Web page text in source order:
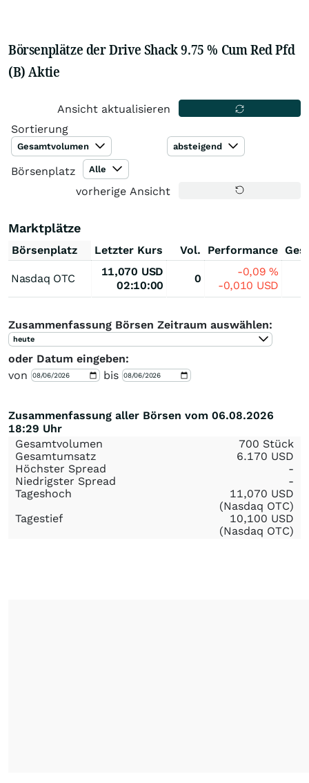
Börsenplätze der Drive Shack 9.75 % Cum Red Pfd
(B) Aktie
Ansicht aktualisieren
Sortierung
Gesamtvolumen absteigend
Börsenplatz Alle
vorherige Ansicht
Marktplätze
Börsenplatz Letzter Kurs Vol. Performance
Nasdaq OTC
11,070 USD
02:10:00
0
-0,09%
-0,010 USD
Zusammenfassung Börsen Zeitraum auswählen:
heute
oder Datum eingeben:
von
bis
Zusammenfassung aller Börsen vom 06.08.2026
18:29 Uhr
Gesamtvolumen
700 Stück
Gesamtumsatz
6.170 USD
Höchster Spread
-
Niedrigster Spread
-
Tageshoch
11,070 USD
(Nasdaq OTC)
Tagestief
10,100 USD
(Nasdaq OTC)